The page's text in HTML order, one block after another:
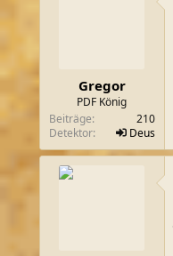
Gregor
PDF König
Beiträge
210
Detektor
Deus